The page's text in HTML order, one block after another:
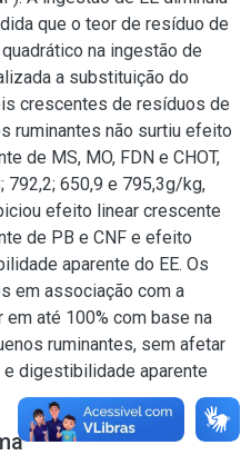
que o teor de resíduo de
na ingestão de
a substituição do
crescentes de resíduos de
ruminantes não surtiu efeito
de MS, MO, FDN e CHOT,
650,9 e 795,3g/kg,
efeito linear crescente
de PB e CNF e efeito
aparente do EE. Os
em associação com a
até 100% com base na
ruminantes, sem afetar
digestibilidade aparente